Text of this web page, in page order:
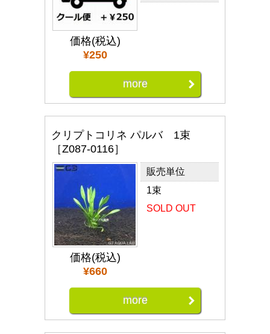
価格(税込)
¥250
more
クリプトコリネ パルバ 1束
［Z087-0116］
価格(税込)
¥660
販売単位
1束
SOLD OUT
more